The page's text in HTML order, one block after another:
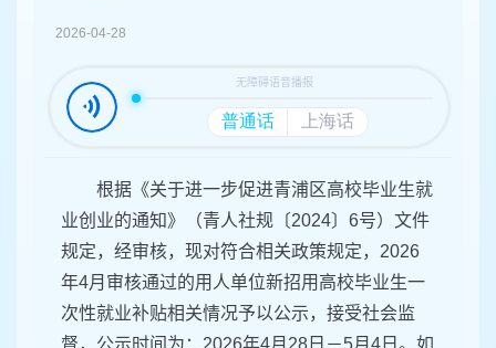
2026-04-28
根据《关于进一步促进青浦区高校毕业生就
业创业的通知》（青人社规〔2024〕6号）文件
规定，经审核，现对符合相关政策规定，2026
年4月审核通过的用人单位新招用高校毕业生一
次性就业补贴相关情况予以公示，接受社会监